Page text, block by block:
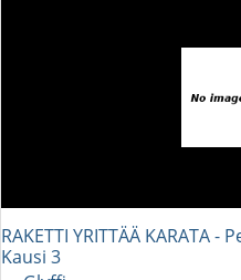
RAKETTI YRITTÄÄ KARATA
Kausi 3